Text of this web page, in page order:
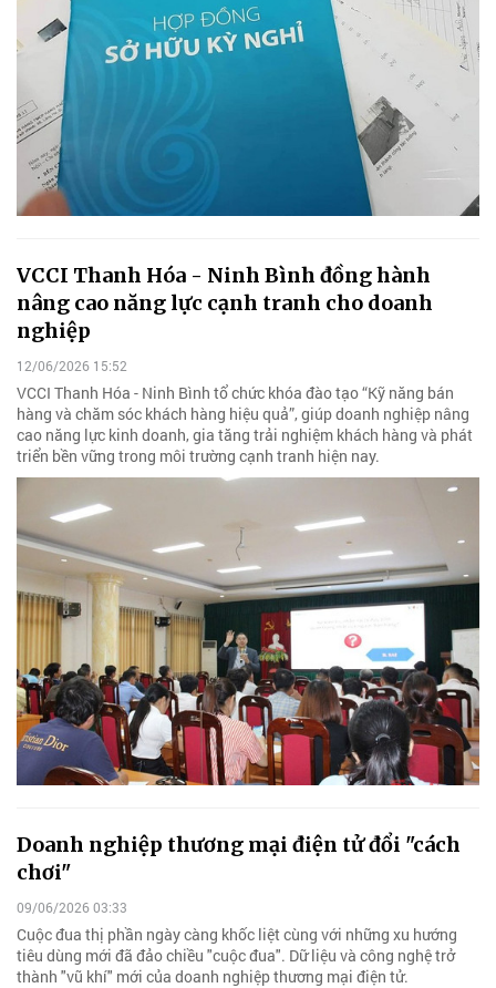
VCCI Thanh Hóa - Ninh Bình đồng hành
nâng cao năng lực cạnh tranh cho doanh
nghiệp
12/06/2026 15:52
VCCI Thanh Hóa - Ninh Bình tổ chức khóa đào tạo “Kỹ năng bán
hàng và chăm sóc khách hàng hiệu quả”, giúp doanh nghiệp nâng
cao năng lực kinh doanh, gia tăng trải nghiệm khách hàng và phát
triển bền vững trong môi trường cạnh tranh hiện nay.
Doanh nghiệp thương mại điện tử đổi "cách
chơi"
09/06/2026 03:33
Cuộc đua thị phần ngày càng khốc liệt cùng với những xu hướng
tiêu dùng mới đã đảo chiều "cuộc đua". Dữ liệu và công nghệ trở
thành "vũ khí" mới của doanh nghiệp thương mại điện tử.